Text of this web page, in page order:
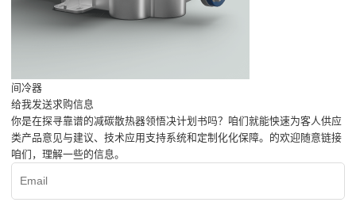
间冷器
给我发送求购信息
你是在探寻靠谱的减碳散热器领悟决计划书吗？咱们就能怏速为客人供应
类产品意见与建议、技术应用支持系统和定制化化保障。的欢迎随意链接
咱们，理解一些的信息。